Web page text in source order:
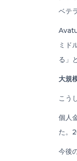
ベテ
ミド
る」
大規
こう
個人
た。
今後